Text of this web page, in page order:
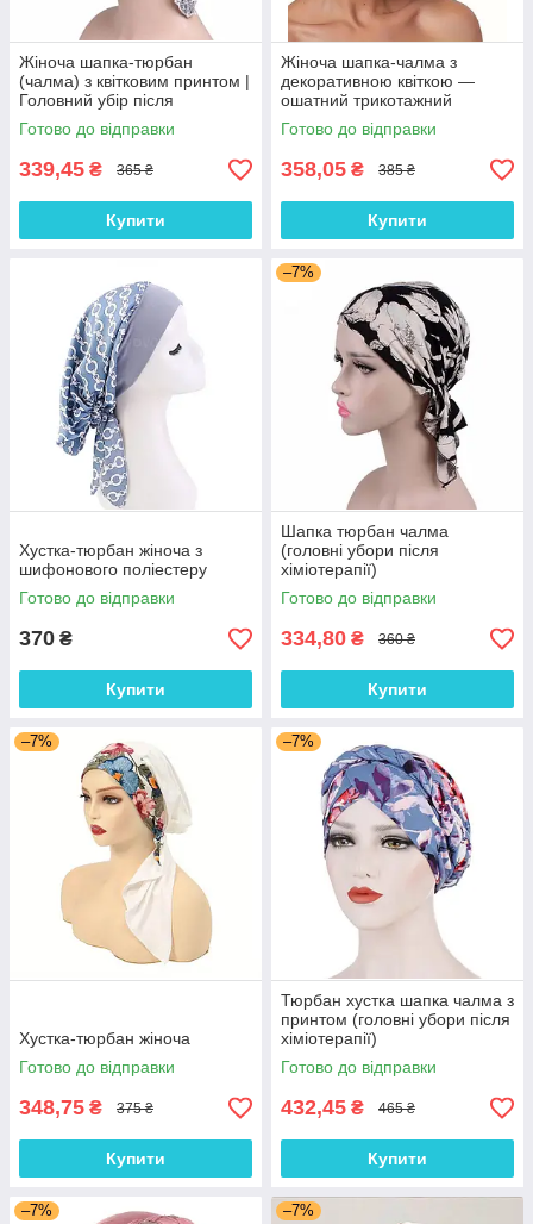
Жіноча шапка-тюрбан
(чалма) з квітковим принтом |
Головний убір після
хіміотерапії, при алопеції |
Літня хустка на голову
Готово до відправки
339,45 ₴ 365 ₴
Купити
Жіноча шапка-чалма з
декоративною квіткою —
ошатний трикотажний
тюрбан, колір Кава з
молоком
Готово до відправки
358,05 ₴ 385 ₴
Купити
Хустка-тюрбан жіноча з
шифонового поліестеру
Готово до відправки
370 ₴
Купити
–7%
Шапка тюрбан чалма
(головні убори після
хіміотерапії)
Готово до відправки
334,80 ₴ 360 ₴
Купити
–7%
Хустка-тюрбан жіноча
Готово до відправки
348,75 ₴ 375 ₴
Купити
–7%
Тюрбан хустка шапка чалма з
принтом (головні убори після
хіміотерапії)
Готово до відправки
432,45 ₴ 465 ₴
Купити
–7% –7%